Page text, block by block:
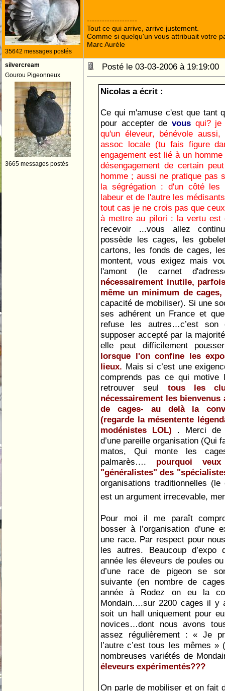
35642 messages postés
--------------------
Tout ce qui arrive, arrive justement.
Comme si quelqu'un vous attribuait votre
Marc Aurèle
silvercream
Gourou Pigeonneux
3665 messages postés
Posté le 03-03-2006 à
Nicolas a écrit :
Ce qui m'amuse c'est que tant
pour accepter de vous qui? je
qu'un éleveur, bénévole
assoc locale (tu fais figure
engagement est lié à un
désengagement de certain
homme ; aussi ne pratique pas
la ségrégation : d'un côté les
labeur et de l'autre les
tout cas je ne crois pas que
à mettre au pilori : la vertu est
recevoir ...vous allez
possède les cages, les
cartons, les fonds de cages,
montent, vous exigez mais
l'amont (le carnet
nécessairement inutile,
même un minimum de
capacité de mobiliser). Si une
ses adhérent un France et
refuse les autres…c’est son
supposer accepté par la
elle peut difficilement
lorsque l'on confine les
lieux. Mais si c’est une
comprends pas ce qui
retrouver seul tous les
nécessairement les
de cages- au delà la
(regarde la mésentente
modénistes LOL) . Merci de
d’une pareille organisation (Qui
matos, Qui monte les
palmarès…. pourquoi
"généralistes" des
organisations traditionnelles
est un argument irrecevable,
Pour moi il me paraît
bosser à l’organisation d’une
une race. Par respect pour
les autres. Beaucoup
année les éleveurs de poules
d’une race de pigeon se
suivante (en nombre de
année à Rodez on eu la
Mondain….sur 2200 cages il y
soit un hall uniquement pour
novices…dont nous avons
assez régulièrement : « Je
l’autre c’est tous les mêmes
nombreuses variétés de
éleveurs expérimentés???
On parle de mobiliser et on fait